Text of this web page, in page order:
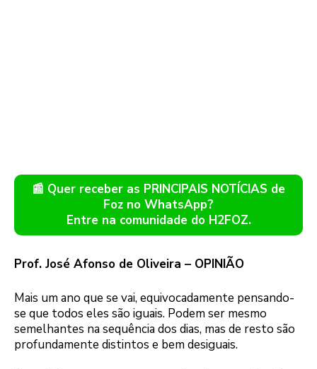
📰 Quer receber as PRINCIPAIS NOTÍCIAS de
Foz no WhatsApp?
Entre na comunidade do H2FOZ.
Prof. José Afonso de Oliveira – OPINIÃO
Mais um ano que se vai, equivocadamente pensando-
se que todos eles são iguais. Podem ser mesmo
semelhantes na sequência dos dias, mas de resto são
profundamente distintos e bem desiguais.